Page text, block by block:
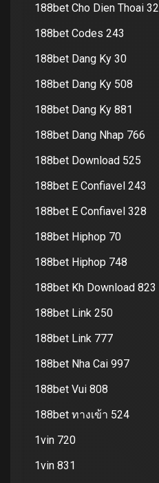
188bet Cho Dien Thoai 32
188bet Codes 243
188bet Dang Ky 30
188bet Dang Ky 508
188bet Dang Ky 881
188bet Dang Nhap 766
188bet Download 525
188bet E Confiavel 243
188bet E Confiavel 328
188bet Hiphop 70
188bet Hiphop 748
188bet Kh Download 823
188bet Link 250
188bet Link 777
188bet Nha Cai 997
188bet Vui 808
188bet ทางเข้า 524
1vin 720
1vin 831